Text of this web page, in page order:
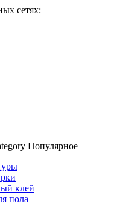
сетях:
Популярное
клей
пола